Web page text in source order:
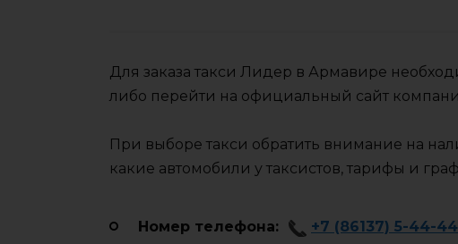
Для заказа такси Лидер в Армавире
либо перейти на официальный сайт
При выборе такси обратить внимание на
какие автомобили у таксистов, тарифы и
Номер телефона: +7 (86137) 5-44-44